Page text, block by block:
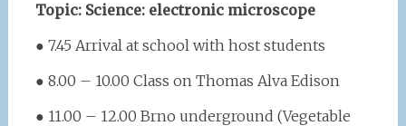
Topic: Science: electronic microscope
● 7.45 Arrival at school with host students
● 8.00 – 10.00 Class on Thomas Alva Edison
● 11.00 – 12.00 Brno underground (Vegetable